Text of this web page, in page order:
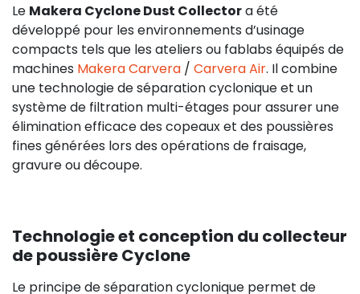
Le Makera Cyclone Dust Collectora été
développé pour les environnements d’usinage
compacts tels que les ateliers ou fablabs équipés de
machines Makera Carvera / Carvera Air. Il combine
une technologie de séparation cyclonique et un
système de filtration multi-étages pour assurer une
élimination efficace des copeaux et des poussières
fines générées lors des opérations de fraisage,
gravure ou découpe.
Technologie et conception du collecteur
de poussière Cyclone
Le principe de séparation cyclonique permet de